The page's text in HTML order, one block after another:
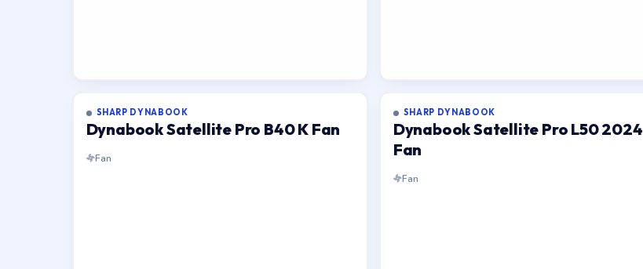
SHARP DYNABOOK
Dynabook Satellite Pro B40 K Fan
Fan
SHARP DYNABOOK
Dynabook Satellite Pro L50 2024
Fan
Fan